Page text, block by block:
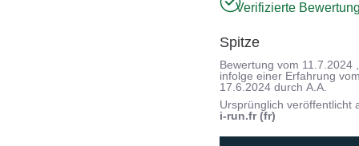
Verifizierte
Spitze
Bewertung vom 11.7.2024
infolge einer Erfahrung
17.6.2024 durchA.A.
Ursprünglich veröffentlicht
i-run.fr (fr)